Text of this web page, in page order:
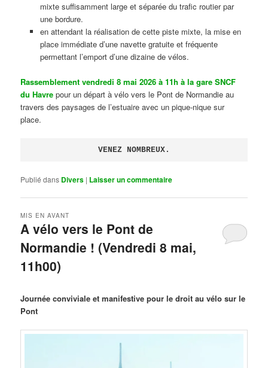
mixte suffisamment large et séparée du trafic routier par
une bordure.
en attendant la réalisation de cette piste mixte, la mise en
place immédiate d’une navette gratuite et fréquente
permettant l’emport d’une dizaine de vélos.
Rassemblement vendredi 8 mai 2026 à 11h à la gare SNCF
du Havre pour un départ à vélo vers le Pont de Normandie au
travers des paysages de l’estuaire avec un pique-nique sur
place.
VENEZ NOMBREUX.
Publié dans Divers | Laisser un commentaire
A vélo vers le Pont de
Normandie ! (Vendredi 8 mai,
11h00)
MIS EN AVANT
Journée conviviale et manifestive pour le droit au vélo sur le
Pont